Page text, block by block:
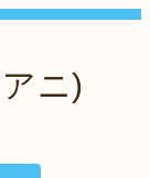
ニ)